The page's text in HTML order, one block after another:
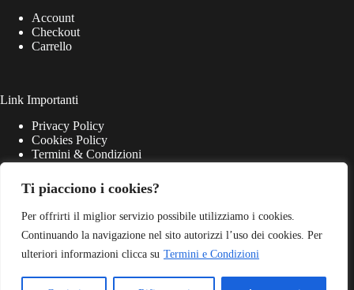
Ti piacciono i cookies?
Per offrirti il miglior servizio possibile utilizziamo i cookies.
Continuando la navigazione nel sito autorizzi l’uso dei cookies. Per
ulteriori informazioni clicca su Termini e Condizioni
Account
Checkout
Carrello
Link Importanti
Privacy Policy
Cookies Policy
Termini & Condizioni